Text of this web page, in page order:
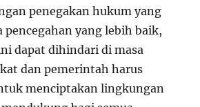
penegakan hukum yang
pencegahan yang lebih baik,
dapat dihindari di masa
dan pemerintah harus
menciptakan lingkungan